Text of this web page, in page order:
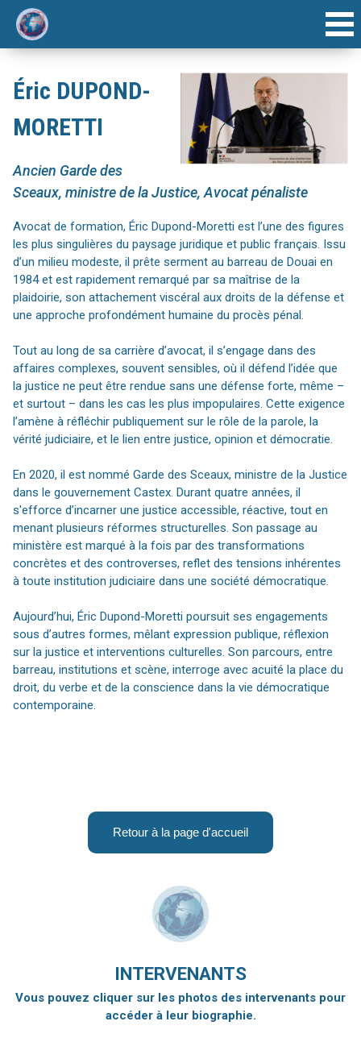
ARTICLE
FORUMS ANNUELS
Éric DUPOND-
MORETTI
Ancien Garde des
Sceaux, ministre de la Justice, Avocat pénaliste
Avocat de formation, Éric Dupond-Moretti est l’une des figures
les plus singulières du paysage juridique et public français. Issu
d’un milieu modeste, il prête serment au barreau de Douai en
1984 et est rapidement remarqué par sa maîtrise de la
plaidoirie, son attachement viscéral aux droits de la défense et
une approche profondément humaine du procès pénal.
Tout au long de sa carrière d’avocat, il s’engage dans des
affaires complexes, souvent sensibles, où il défend l’idée que
la justice ne peut être rendue sans une défense forte, même –
et surtout – dans les cas les plus impopulaires. Cette exigence
l’amène à réfléchir publiquement sur le rôle de la parole, la
vérité judiciaire, et le lien entre justice, opinion et démocratie.
En 2020, il est nommé Garde des Sceaux, ministre de la Justice
dans le gouvernement Castex. Durant quatre années, il
s'efforce d’incarner une justice accessible, réactive, tout en
menant plusieurs réformes structurelles. Son passage au
ministère est marqué à la fois par des transformations
concrètes et des controverses, reflet des tensions inhérentes
à toute institution judiciaire dans une société démocratique.
Aujourd’hui, Éric Dupond-Moretti poursuit ses engagements
sous d’autres formes, mêlant expression publique, réflexion
sur la justice et interventions culturelles. Son parcours, entre
barreau, institutions et scène, interroge avec acuité la place du
droit, du verbe et de la conscience dans la vie démocratique
contemporaine.
Retour à la page d'accueil
INTERVENANTS
Vous pouvez cliquer sur les photos des intervenants pour
accéder à leur biographie.